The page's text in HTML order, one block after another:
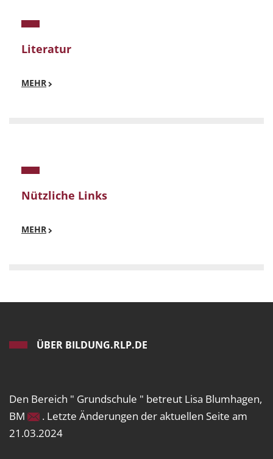
Literatur
MEHR
Nützliche Links
MEHR
ÜBER BILDUNG.RLP.DE
Den Bereich " Grundschule " betreut Lisa Blumhagen,
BM
. Letzte Änderungen der aktuellen Seite am
21.03.2024